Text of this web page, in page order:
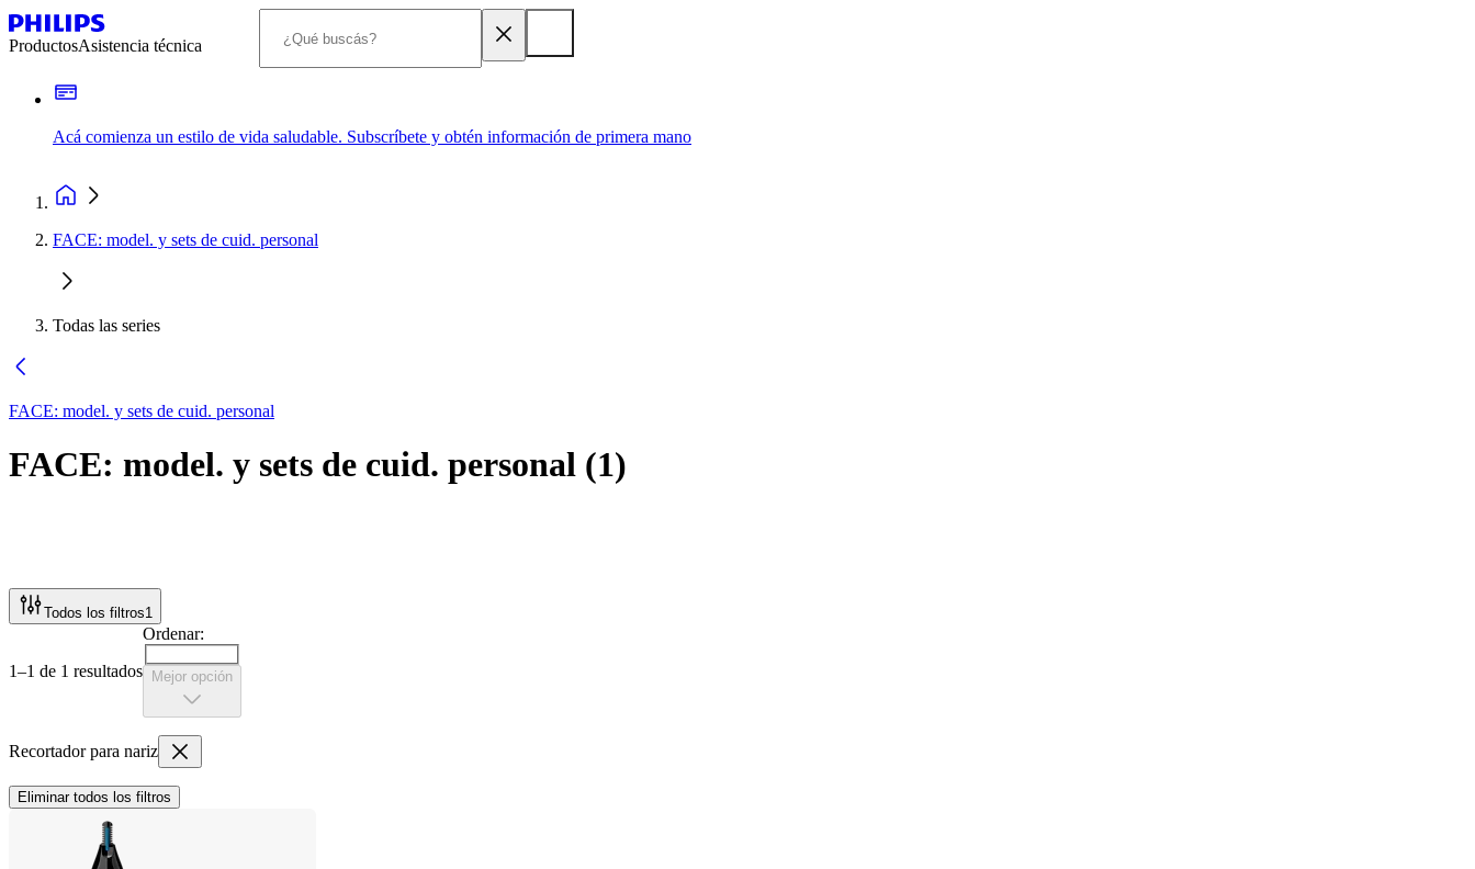
ProductosAsistencia técnica
Acá comienza un estilo de vida saludable. Subscríbete y obtén información de primera mano
FACE: model. y sets de cuid. personal
Todas las series
FACE: model. y sets de cuid. personal
FACE: model. y sets de cuid. personal (1)
Todos los filtros1
1–1 de 1 resultados
Ordenar:
Mejor opción
Recortador para nariz
Eliminar todos los filtros